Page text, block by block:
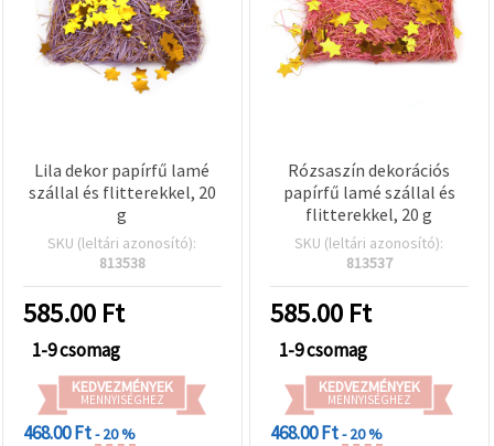
Lila dekor papírfű lamé
szállal és flitterekkel, 20
g
SKU (leltári azonosító):
813538
585.00 Ft
1-9 csomag
KEDVEZMÉNYEK
MENNYISÉGHEZ
468.00 Ft- 20 %
Rózsaszín dekorációs
papírfű lamé szállal és
flitterekkel, 20 g
SKU (leltári azonosító):
813537
585.00 Ft
1-9 csomag
KEDVEZMÉNYEK
MENNYISÉGHEZ
468.00 Ft- 20 %